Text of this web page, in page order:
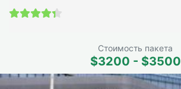
Стоимость пакета
$3200 - $3500